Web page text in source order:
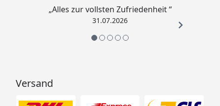
„Alles zur vollsten Zufriedenheit “
31.07.2026
Versand